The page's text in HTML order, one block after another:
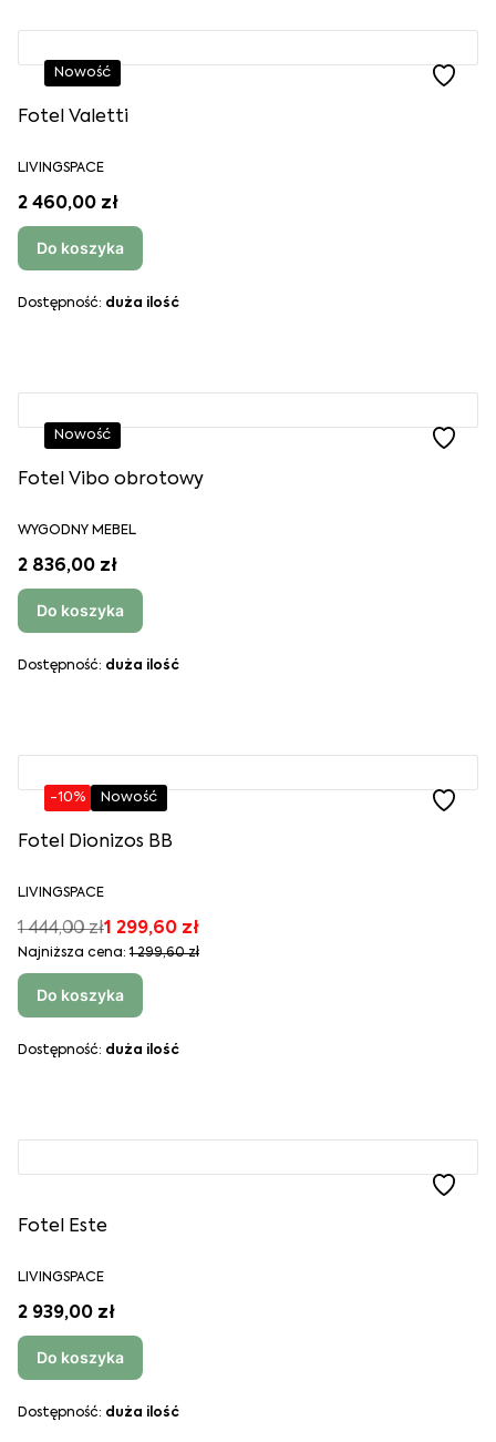
Nowość
Fotel Valetti
LIVINGSPACE
2 460,00 zł
Do koszyka
Dostępność: duża ilość
Nowość
Fotel Vibo obrotowy
WYGODNY MEBEL
2 836,00 zł
Do koszyka
Dostępność: duża ilość
-10% Nowość
Fotel Dionizos BB
LIVINGSPACE
1 444,00 zł1 299,60 zł
Najniższa cena: 1 299,60 zł
Do koszyka
Dostępność: duża ilość
Fotel Este
LIVINGSPACE
2 939,00 zł
Do koszyka
Dostępność: duża ilość